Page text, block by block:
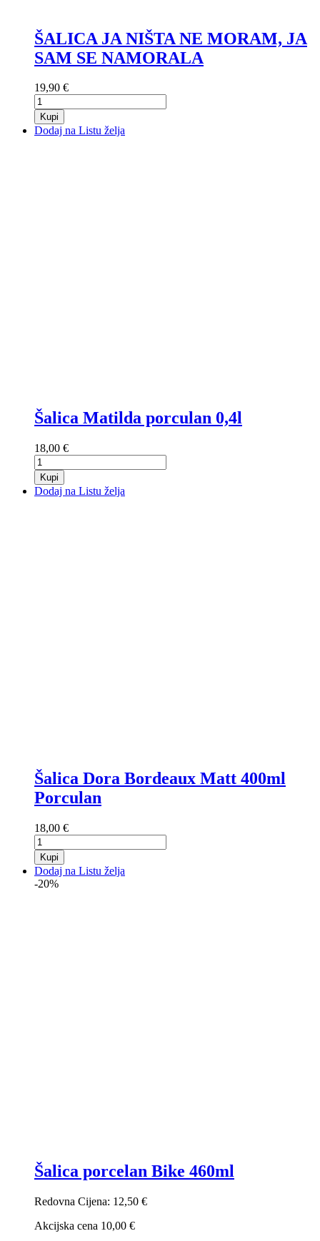
ŠALICA JA NIŠTA NE MORAM, JA
SAM SE NAMORALA
19,90 €
Kupi
Dodaj na Listu želja
Šalica Matilda porculan 0,4l
18,00 €
Kupi
Dodaj na Listu želja
Šalica Dora Bordeaux Matt 400ml
Porculan
18,00 €
Kupi
Dodaj na Listu želja
-20%
Šalica porcelan Bike 460ml
Redovna Cijena: 12,50 €
Akcijska cena 10,00 €